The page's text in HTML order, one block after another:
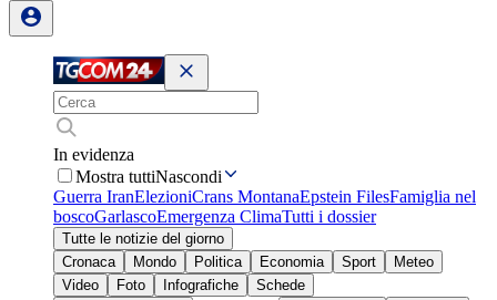
In evidenza
Mostra tuttiNascondi
Guerra IranElezioniCrans MontanaEpstein FilesFamiglia nel
boscoGarlascoEmergenza ClimaTutti i dossier
Tutte le notizie del giorno
Cronaca
Mondo Politica Economia Sport
Meteo
Video
Foto Infografiche
Schede